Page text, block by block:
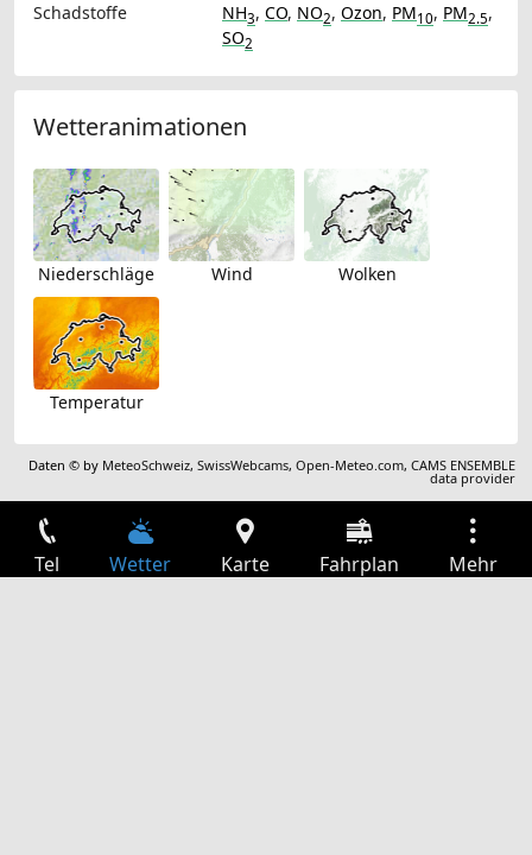
Schadstoffe
NH3, CO, NO2, Ozon, PM10, PM2.5,
SO2
Wetteranimationen
Niederschläge Wind Wolken
Temperatur
Daten © by MeteoSchweiz,SwissWebcams,Open-Meteo.com,CAMS ENSEMBLE
data provider
Tel Wetter Karte Fahrplan Mehr